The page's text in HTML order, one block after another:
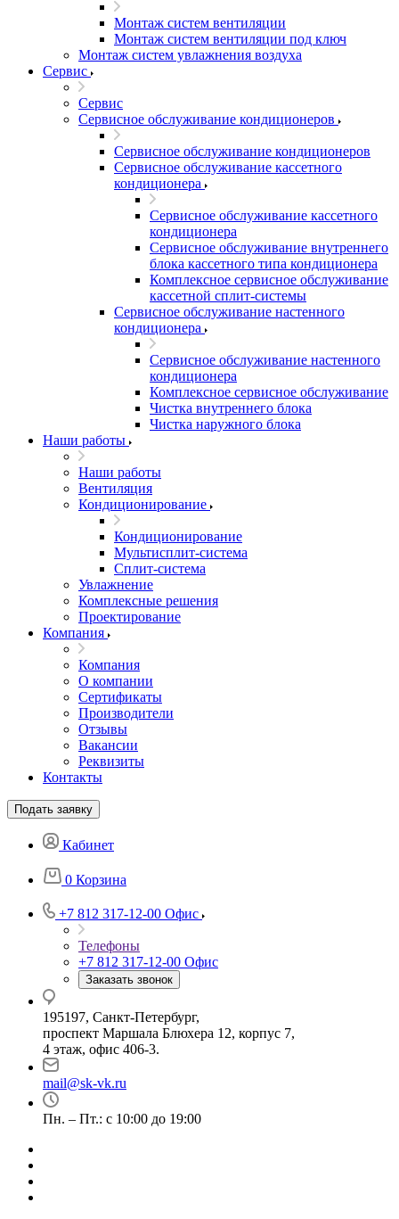
Монтаж систем вентиляции
Монтаж систем вентиляции под ключ
Монтаж систем увлажнения воздуха
Сервис
Сервис
Сервисное обслуживание кондиционеров
Сервисное обслуживание кондиционеров
Сервисное обслуживание кассетного
кондиционера
Сервисное обслуживание кассетного
кондиционера
Сервисное обслуживание внутреннего
блока кассетного типа кондиционера
Комплексное сервисное обслуживание
кассетной сплит-системы
Сервисное обслуживание настенного
кондиционера
Сервисное обслуживание настенного
кондиционера
Комплексное сервисное обслуживание
Чистка внутреннего блока
Чистка наружного блока
Наши работы
Наши работы
Вентиляция
Кондиционирование
Кондиционирование
Мультисплит-система
Сплит-система
Увлажнение
Комплексные решения
Проектирование
Компания
Компания
О компании
Сертификаты
Производители
Отзывы
Вакансии
Реквизиты
Контакты
Подать заявку
Кабинет
0 Корзина
+7 812 317-12-00 Офис
Телефоны
+7 812 317-12-00 Офис
Заказать звонок
195197, Санкт-Петербург,
проспект Маршала Блюхера 12, корпус 7,
4 этаж, офис 406-3.
mail@sk-vk.ru
Пн. – Пт.: с 10:00 до 19:00